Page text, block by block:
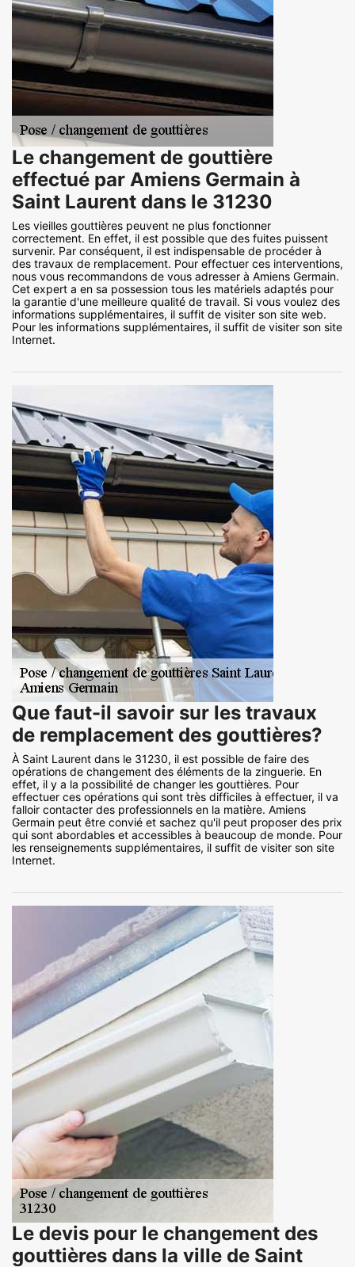
Le changement de gouttière
effectué par Amiens Germain à
Saint Laurent dans le 31230
Les vieilles gouttières peuvent ne plus fonctionner
correctement. En effet, il est possible que des fuites puissent
survenir. Par conséquent, il est indispensable de procéder à
des travaux de remplacement. Pour effectuer ces interventions,
nous vous recommandons de vous adresser à Amiens Germain.
Cet expert a en sa possession tous les matériels adaptés pour
la garantie d'une meilleure qualité de travail. Si vous voulez des
informations supplémentaires, il suffit de visiter son site web.
Pour les informations supplémentaires, il suffit de visiter son site
Internet.
Que faut-il savoir sur les travaux
de remplacement des gouttières?
À Saint Laurent dans le 31230, il est possible de faire des
opérations de changement des éléments de la zinguerie. En
effet, il y a la possibilité de changer les gouttières. Pour
effectuer ces opérations qui sont très difficiles à effectuer, il va
falloir contacter des professionnels en la matière. Amiens
Germain peut être convié et sachez qu'il peut proposer des prix
qui sont abordables et accessibles à beaucoup de monde. Pour
les renseignements supplémentaires, il suffit de visiter son site
Internet.
Le devis pour le changement des
gouttières dans la ville de Saint